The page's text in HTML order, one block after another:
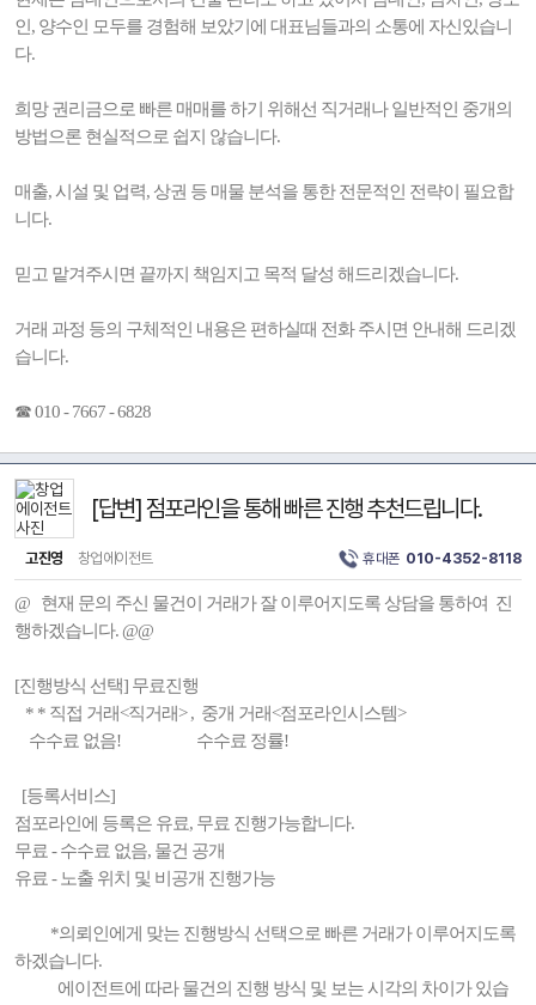
인, 양수인 모두를 경험해 보았기에 대표님들과의 소통에 자신있습니
다.
희망 권리금으로 빠른 매매를 하기 위해선 직거래나 일반적인 중개의
방법으론 현실적으로 쉽지 않습니다.
매출, 시설 및 업력, 상권 등 매물 분석을 통한 전문적인 전략이 필요합
니다.
믿고 맡겨주시면 끝까지 책임지고 목적 달성 해드리겠습니다.
거래 과정 등의 구체적인 내용은 편하실때 전화 주시면 안내해 드리겠
습니다.
☎ 010 - 7667 - 6828
[답변] 점포라인을 통해 빠른 진행 추천드립니다.
고진영 창업에이전트 휴대폰 010-4352-8118
@ 현재 문의 주신 물건이 거래가 잘 이루어지도록 상담을 통하여 진
행하겠습니다. @@
[진행방식 선택] 무료진행
* * 직접 거래<직거래> , 중개 거래<점포라인시스템>
수수료 없음! 수수료 정률!
[등록서비스]
점포라인에 등록은 유료, 무료 진행가능합니다.
무료 - 수수료 없음, 물건 공개
유료 - 노출 위치 및 비공개 진행가능
*의뢰인에게 맞는 진행방식 선택으로 빠른 거래가 이루어지도록
하겠습니다.
에이전트에 따라 물건의 진행 방식 및 보는 시각의 차이가 있습